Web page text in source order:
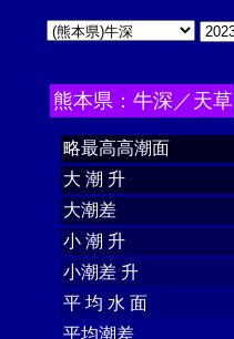
熊本県：牛深／天草
略最高高潮面
大 潮 升
大潮差
小 潮 升
小潮差 升
平 均 水 面
平均潮差